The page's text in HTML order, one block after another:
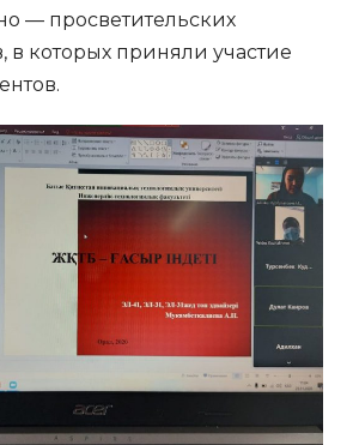
— просветительских
в которых приняли участие